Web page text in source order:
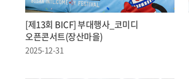
[제13회 BICF] 부대행사_코미디
오픈콘서트(장산마을)
2025-12-31